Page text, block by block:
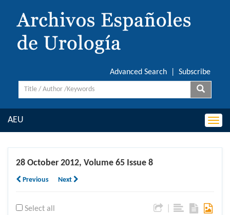
Advanced Search Subscribe
AEU
28 October 2012, Volume 65 Issue 8
Previous Next
Select all